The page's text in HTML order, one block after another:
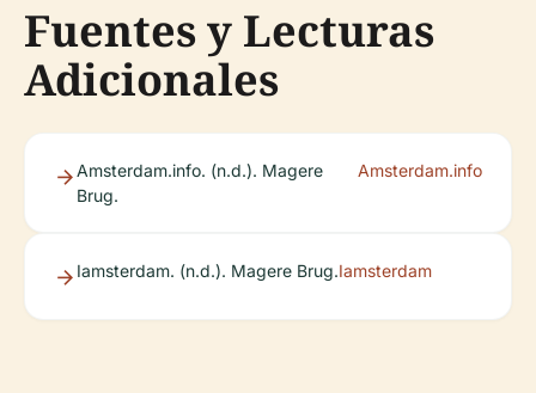
Fuentes y Lecturas
Adicionales
Amsterdam.info. (n.d.). Magere
Brug.
Amsterdam.info
Iamsterdam. (n.d.). Magere Brug.Iamsterdam